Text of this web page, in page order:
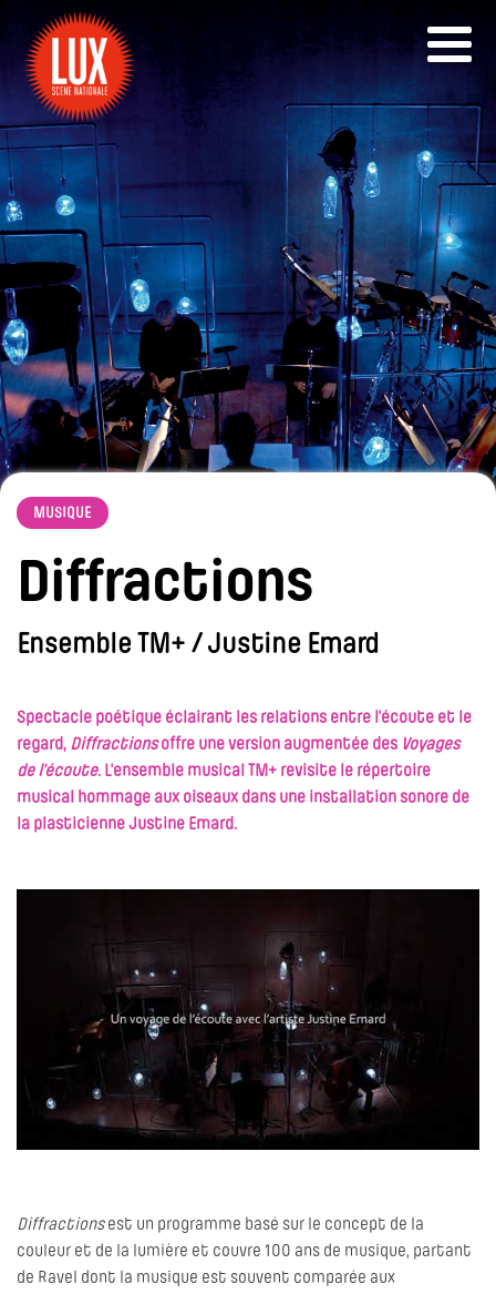
MUSIQUE
Diffractions
Ensemble TM+ / Justine Emard
Spectacle poétique éclairant les relations entre l’écoute et le
regard, Diffractionsoffre une version augmentée des Voyages
de l’écoute. L’ensemble musical TM+ revisite le répertoire
musical hommage aux oiseaux dans une installation sonore de
la plasticienne Justine Emard.
Diffractionsest un programme basé sur le concept de la
couleur et de la lumière et couvre 100 ans de musique, partant
de Ravel dont la musique est souvent comparée aux